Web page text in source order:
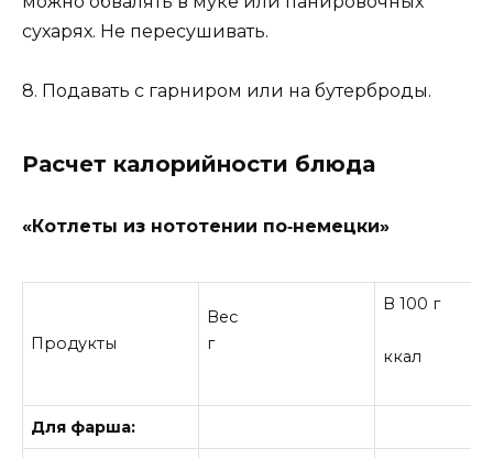
сухарях. Не пересушивать.
8. Подавать с гарниром или на бутерброды.
Расчет калорийности блюда
«Котлеты из нототении по‑немецки»
Продукты
Вес
г
В 100 г
ккал
Для фарша: